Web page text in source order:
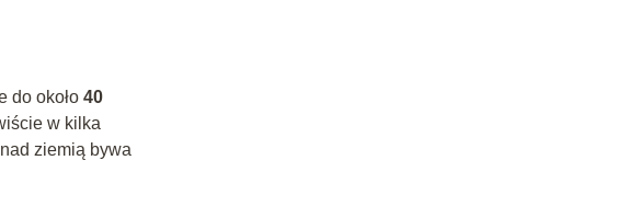
do około 40
w kilka
ziemią bywa